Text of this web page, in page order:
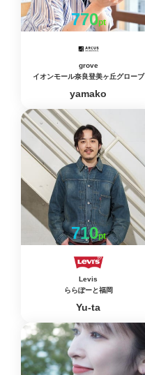
770pt
grove
イオンモール奈良登美ヶ丘グローブ
yamako
710pt
Levis
ららぽーと福岡
Yu-ta